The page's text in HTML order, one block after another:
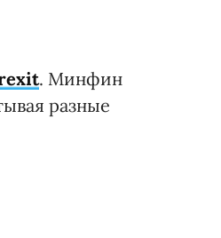
. Минфин
разные